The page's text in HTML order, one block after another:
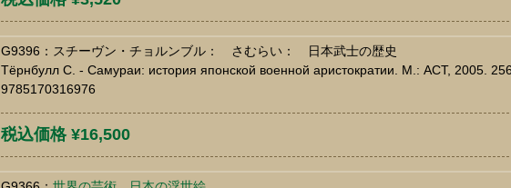
G9396：スチーヴン・チョルンブル： さむらい： 日本武士の歴史
Тёрнбулл С. - Самураи: история японской военной аристократии. М.: АСТ, 2005.
9785170316976
税込価格 ¥16,500